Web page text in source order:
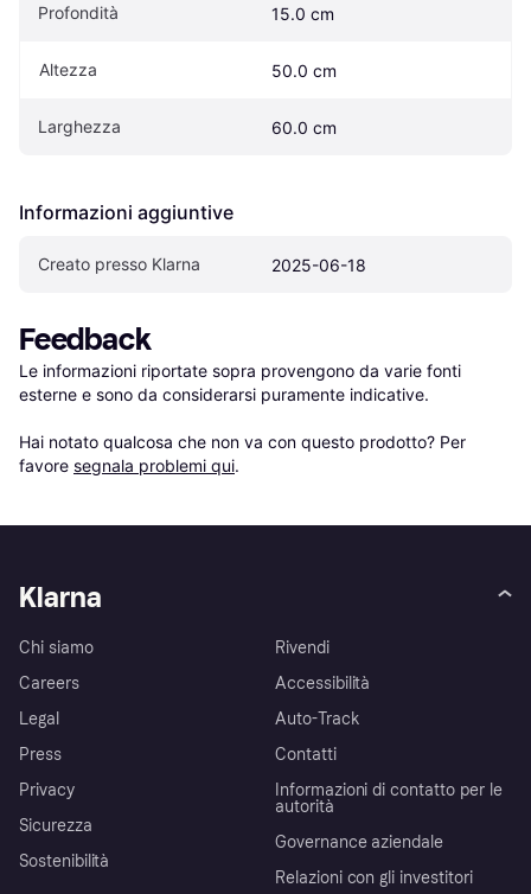
Profondità 15.0 cm
Altezza 50.0 cm
Larghezza 60.0 cm
Informazioni aggiuntive
Creato presso Klarna 2025-06-18
Feedback
Le informazioni riportate sopra provengono da varie fonti
esterne e sono da considerarsi puramente indicative.
Hai notato qualcosa che non va con questo prodotto? Per
favore segnala problemi qui.
Klarna
Chi siamo
Careers
Legal
Press
Privacy
Sicurezza
Sostenibilità
Rivendi
Accessibilità
Auto-Track
Contatti
Informazioni di contatto per le
autorità
Governance aziendale
Relazioni con gli investitori